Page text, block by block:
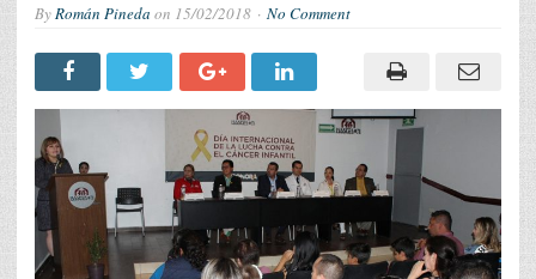
ByRomán Pineda on 15/02/2018 No Comment